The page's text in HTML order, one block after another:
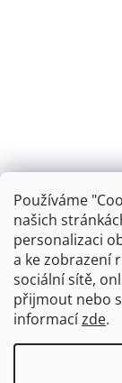
Používáme
našich
personalizaci
a ke zobrazení
sociální sítě,
přijmout nebo
informacízde.